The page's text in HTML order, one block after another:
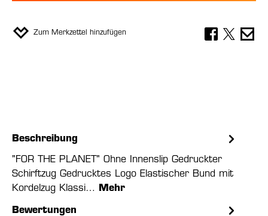
Zum Merkzettel hinzufügen
Beschreibung
"FOR THE PLANET" Ohne Innenslip Gedruckter
Schirftzug Gedrucktes Logo Elastischer Bund mit
Kordelzug Klassi…
Mehr
Bewertungen